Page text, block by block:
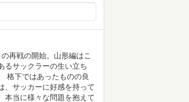
再戦の開始。山形編はこ
るサックラーの生い立ち
格下ではあったものの良
サッカーに好感を持って
本当に様々な問題を抱えて